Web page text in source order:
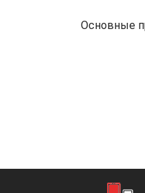
Основные